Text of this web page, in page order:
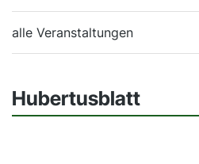
alle Veranstaltungen
Hubertusblatt